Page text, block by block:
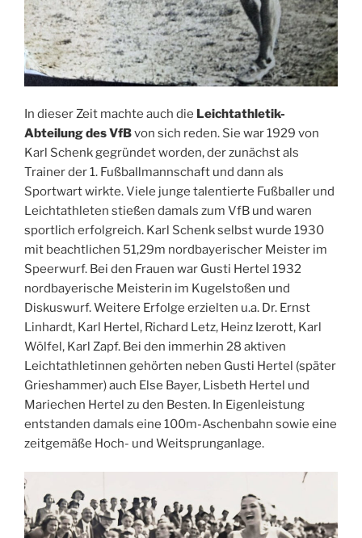
In dieser Zeit machte auch die Leichtathletik-
Abteilung des VfBvon sich reden. Sie war 1929 von
Karl Schenk gegründet worden, der zunächst als
Trainer der 1. Fußballmannschaft und dann als
Sportwart wirkte. Viele junge talentierte Fußballer und
Leichtathleten stießen damals zum VfB und waren
sportlich erfolgreich. Karl Schenk selbst wurde 1930
mit beachtlichen 51,29m nordbayerischer Meister im
Speerwurf. Bei den Frauen war Gusti Hertel 1932
nordbayerische Meisterin im Kugelstoßen und
Diskuswurf. Weitere Erfolge erzielten u.a. Dr. Ernst
Linhardt, Karl Hertel, Richard Letz, Heinz Izerott, Karl
Wölfel, Karl Zapf. Bei den immerhin 28 aktiven
Leichtathletinnen gehörten neben Gusti Hertel (später
Grieshammer) auch Else Bayer, Lisbeth Hertel und
Mariechen Hertel zu den Besten. In Eigenleistung
entstanden damals eine 100m-Aschenbahn sowie eine
zeitgemäße Hoch- und Weitsprunganlage.